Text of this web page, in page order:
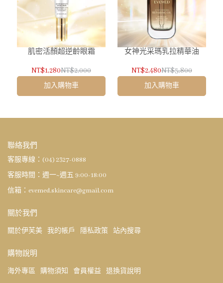
肌密活顏超逆齡眼霜
NT$1,280NT$2,000
加入購物車
女神光采瑪乳拉精華油
NT$2,480NT$3,800
加入購物車
聯絡我們
客服專線：(04) 2327-0888
客服時間：週一~週五 9:00-18:00
信箱：evemed.skincare@gmail.com
關於我們
關於伊芙美 我的帳戶 隱私政策 站內搜尋
購物說明
海外專區 購物須知 會員權益 退換貨說明